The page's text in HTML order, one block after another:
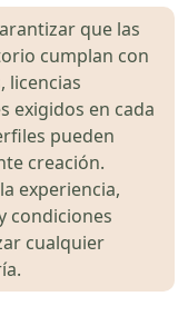
que las
cumplan con
licencias
exigidos en cada
pueden
creación.
experiencia,
condiciones
cualquier